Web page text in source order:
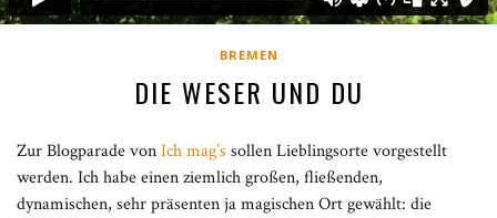
BREMEN
DIE WESER UND DU
Zur Blogparade vonIch mag’s sollen Lieblingsorte vorgestellt
werden. Ich habe einen ziemlich großen, fließenden,
dynamischen, sehr präsenten ja magischen Ort gewählt: die